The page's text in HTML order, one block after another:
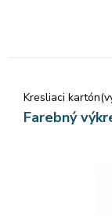
Kresliaci
Farebný